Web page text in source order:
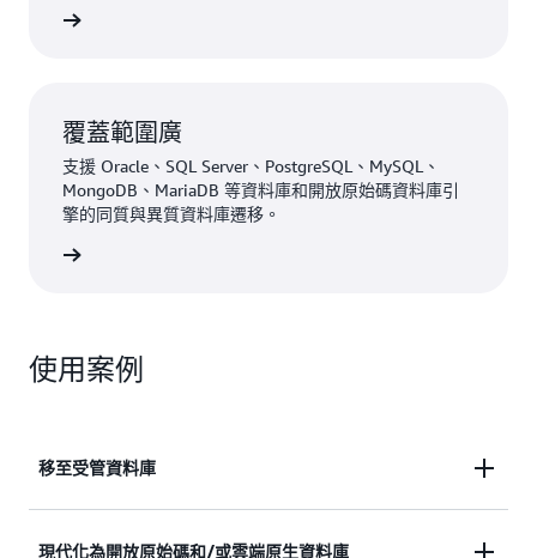
覆蓋範圍廣
支援 Oracle、SQL Server、PostgreSQL、MySQL、
MongoDB、MariaDB 等資料庫和開放原始碼資料庫引
擎的同質與異質資料庫遷移。
使用案例
移至受管資料庫
透過簡化的移轉程序，從舊版或內部部署資料庫遷移
現代化為開放原始碼和/或雲端原生資料庫